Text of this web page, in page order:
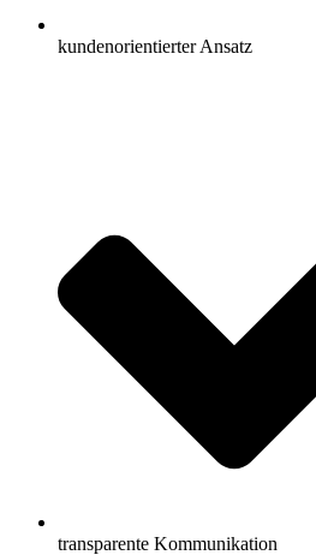
kundenorientierter Ansatz
transparente Kommunikation